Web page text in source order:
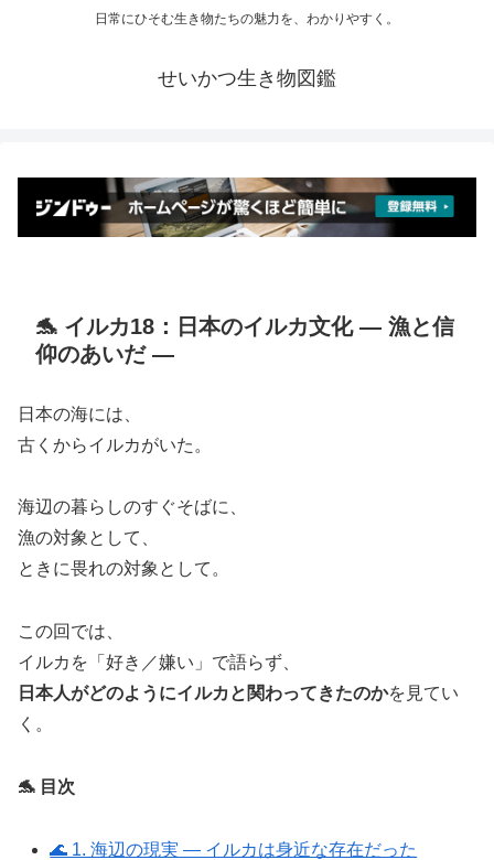
日常にひそむ生き物たちの魅力を、わかりやすく。
せいかつ生き物図鑑
🐬 イルカ18：日本のイルカ文化 ― 漁と信
仰のあいだ ―
日本の海には、
古くからイルカがいた。
海辺の暮らしのすぐそばに、
漁の対象として、
ときに畏れの対象として。
この回では、
イルカを「好き／嫌い」で語らず、
日本人がどのようにイルカと関わってきたのかを見てい
く。
🐬 目次
🌊 1. 海辺の現実 ― イルカは身近な存在だった